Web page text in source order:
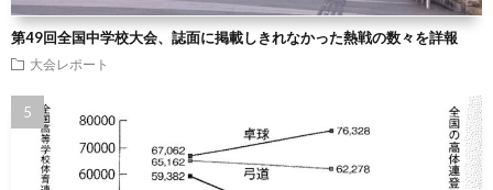
第49回全国中学校大会、誌面に掲載しきれなかった熱戦の数々を詳報
大会レポート